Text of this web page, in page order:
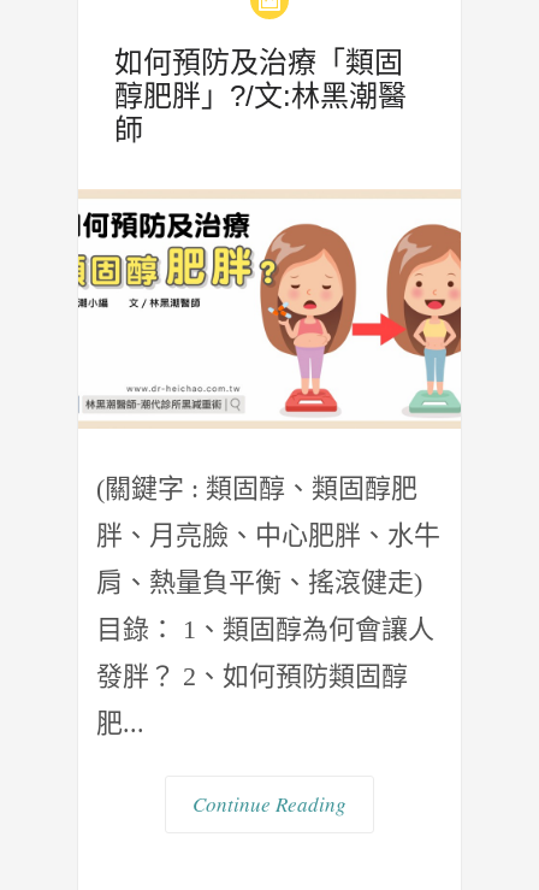
如何預防及治療「類固
醇肥胖」?/文:林黑潮醫
師
(關鍵字 : 類固醇、類固醇肥
胖、月亮臉、中心肥胖、水牛
肩、熱量負平衡、搖滾健走)
目錄： 1、類固醇為何會讓人
發胖？ 2、如何預防類固醇
肥...
Continue Reading